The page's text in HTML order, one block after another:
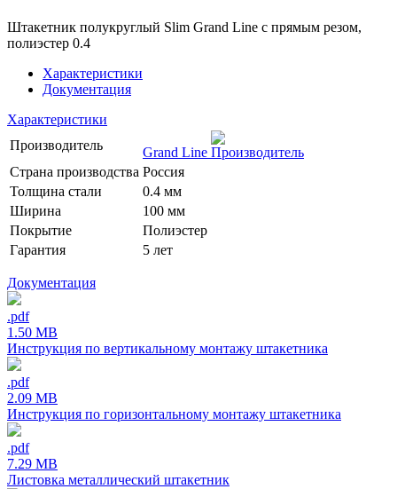
Штакетник полукруглый Slim Grand Line с прямым резом,
полиэстер 0.4
Характеристики
Документация
Характеристики
Производитель
Grand Line
Страна производства Россия
Толщина стали
0.4 мм
Ширина
100 мм
Покрытие
Полиэстер
Гарантия
5 лет
Документация
.pdf
1.50 MB
Инструкция по вертикальному монтажу штакетника
.pdf
2.09 MB
Инструкция по горизонтальному монтажу штакетника
.pdf
7.29 MB
Листовка металлический штакетник